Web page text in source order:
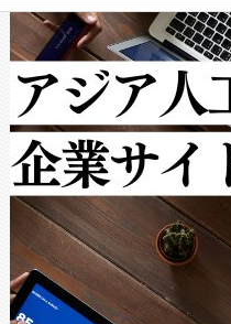
クルの各段
[…]
で向上し、最
ットだけで最
ルの変電所周
作業と点群処
Avia 2は、2
× 80°のノー
ードを切り替